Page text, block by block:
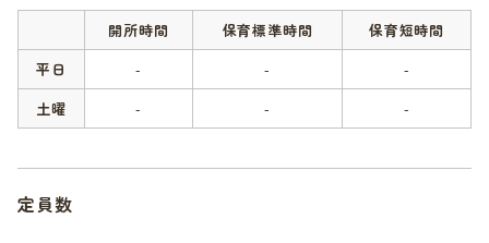
開所時間 保育標準時間
保育短時間
平日
- -
-
土曜
- - -
定員数